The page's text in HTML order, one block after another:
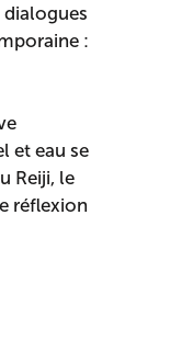
dialogues
:
et eau se
Reiji, le
réflexion